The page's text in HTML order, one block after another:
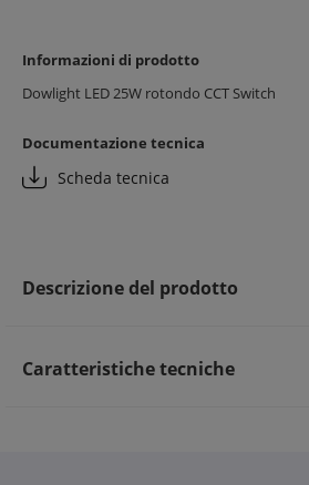
Informazioni di prodotto
Dowlight LED 25W rotondo CCT Switch
Documentazione tecnica
Scheda tecnica
Descrizione del prodotto
Caratteristiche tecniche